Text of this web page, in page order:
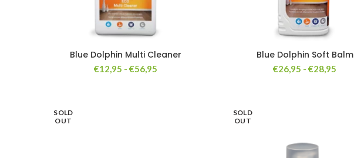
Blue Dolphin Multi Cleaner
€12,95 - €56,95Prijsklasse:
Blue Dolphin Soft Balm
€26,95 - €28,95
SOLD
OUT
SOLD
OUT